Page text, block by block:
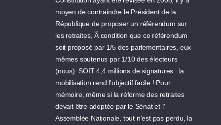
moyen de contraindre le Président de la
République de proposer un référendum sur
les retraites, Ã condition que ce référendum
soit proposé par 1/5 des parlementaires, eux-
mêmes soutenus par 1/10 des électeurs
(nous). SOIT 4,4 millions de signatures : la
mobilisation rend l'objectif facile ! Pour
mémoire, même si la réforme des retraites
devait être adoptée par le Sénat et l'
Assemblée Nationale, tout n'est pas perdu, la